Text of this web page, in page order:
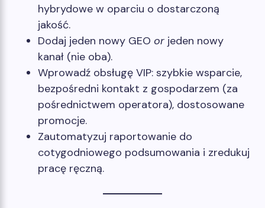
hybrydowe w oparciu o dostarczoną
jakość.
Dodaj jeden nowy GEO or jeden nowy
kanał (nie oba).
Wprowadź obsługę VIP: szybkie wsparcie,
bezpośredni kontakt z gospodarzem (za
pośrednictwem operatora), dostosowane
promocje.
Zautomatyzuj raportowanie do
cotygodniowego podsumowania i zredukuj
pracę ręczną.